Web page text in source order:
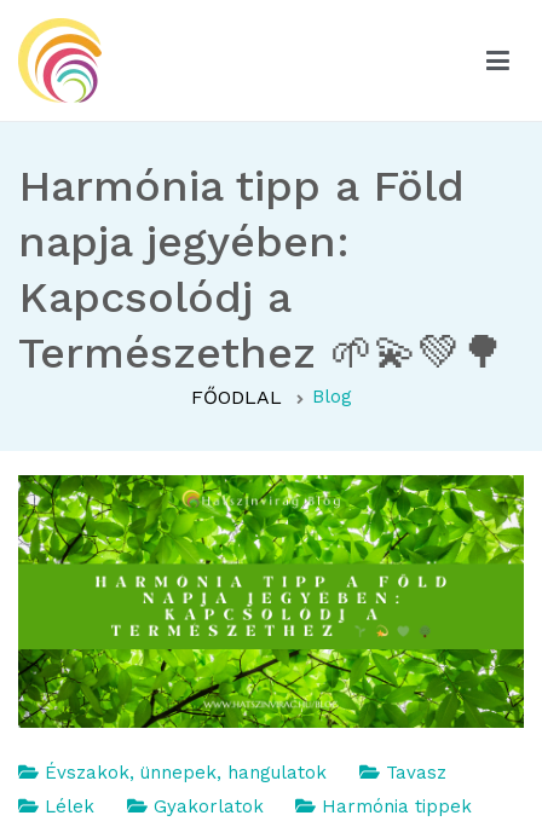
Ugrás
tartalomhoz
Harmónia tipp a Föld
napja jegyében:
Kapcsolódj a
Természethez 🌱💫💚🌳
FŐODLAL Blog
Évszakok, ünnepek, hangulatok
Tavasz
Lélek
Gyakorlatok
Harmónia tippek